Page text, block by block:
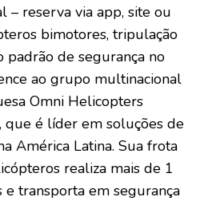
– reserva via app, site ou
bimotores, tripulação
de segurança no
ao grupo multinacional
Omni Helicopters
que é líder em soluções de
América Latina. Sua frota
realiza mais de 1
e transporta em segurança